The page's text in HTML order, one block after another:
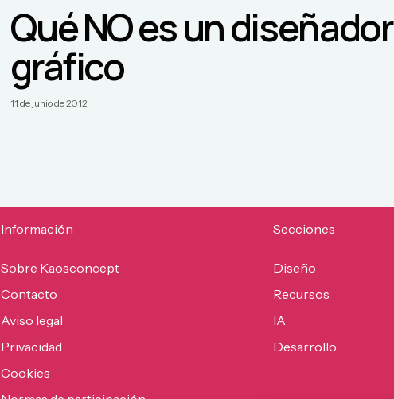
Qué NO es un diseñador
gráfico
11 de junio de 2012
Información
Sobre Kaosconcept
Contacto
Aviso legal
Privacidad
Cookies
Secciones
Diseño
Recursos
IA
Desarrollo